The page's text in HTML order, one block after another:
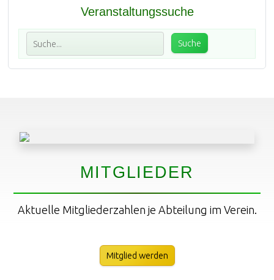
Veranstaltungssuche
MITGLIEDER
Aktuelle Mitgliederzahlen je Abteilung im Verein.
Mitglied werden